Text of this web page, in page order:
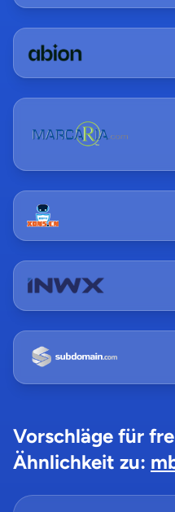
Vorschläge für
Ähnlichkeit zu: